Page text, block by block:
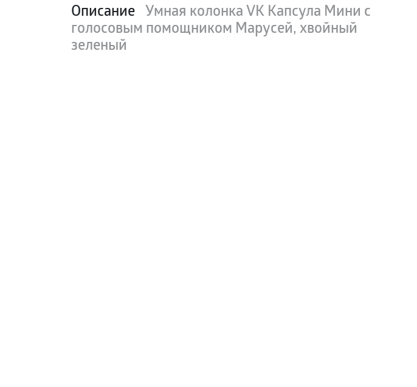
Описание Умная колонка VK Капсула Мини с
голосовым помощником Марусей, хвойный
зеленый